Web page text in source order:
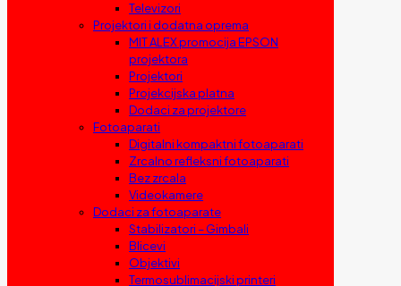
Televizori
Projektori i dodatna oprema
MIT ALEX promocija EPSON
projektora
Projektori
Projekcijska platna
Dodaci za projektore
Fotoaparati
Digitalni kompaktni fotoaparati
Zrcalno refleksni fotoaparati
Bez zrcala
Videokamere
Dodaci za fotoaparate
Stabilizatori – Gimbali
Blicevi
Objektivi
Termosublimacijski printeri